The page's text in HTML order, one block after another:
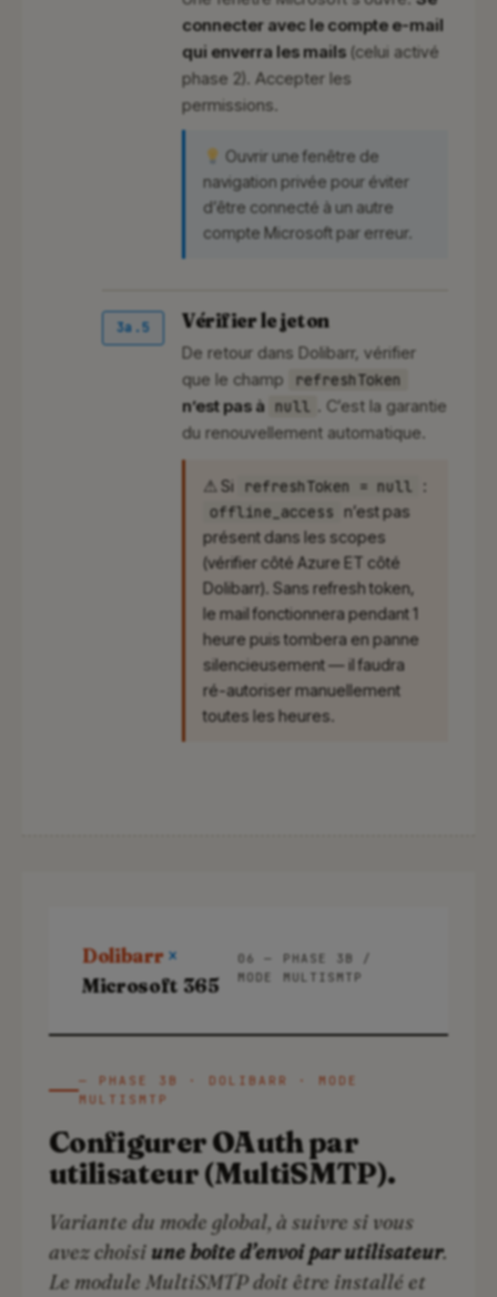
connecter avec le compte e-mail
qui enverra les mails(celui activé
phase 2). Accepter les
permissions.
Ouvrir une fenêtre de
navigation privée pour éviter
d’être connecté à un autre
compte Microsoft par erreur.
3a.5 Vérifier le jeton
De retour dans Dolibarr, vérifier
que le champ
refreshToken
n’est pas à null
. C’est la garantie
du renouvellement automatique.
⚠ Si refreshToken = null :
offline_access n’est pas
présent dans les scopes
(vérifier côté Azure ET côté
Dolibarr). Sans refresh token,
le mail fonctionnera pendant 1
heure puis tombera en panne
silencieusement — il faudra
ré-autoriser manuellement
toutes les heures.
Dolibarr ×
Microsoft 365
06 — PHASE 3B /
MODE MULTISMTP
— PHASE 3B · DOLIBARR · MODE
MULTISMTP
Configurer OAuth par
utilisateur (MultiSMTP).
Variante du mode global, à suivre si vous
avez choisiune boîte d’envoi par utilisateur.
Le module MultiSMTP doit être installé et